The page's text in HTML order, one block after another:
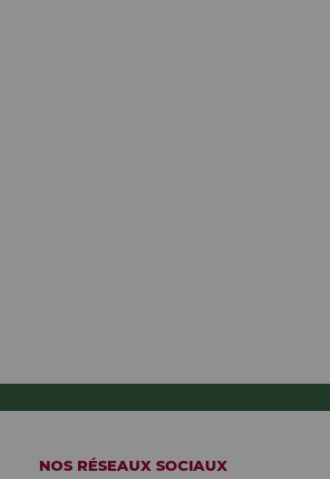
NOS RÉSEAUX SOCIAUX